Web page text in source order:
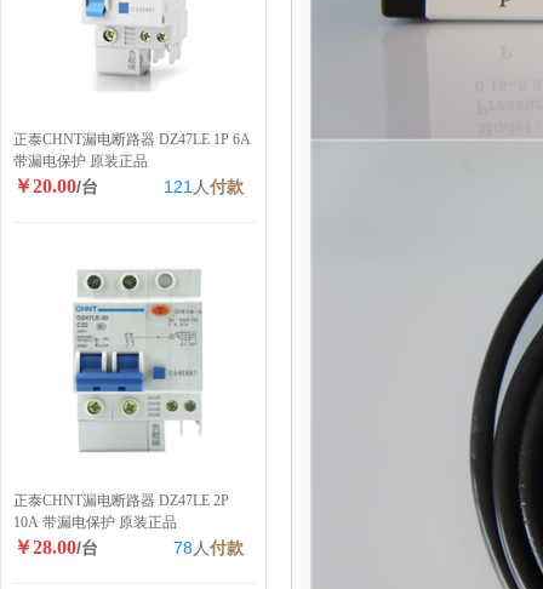
正泰CHNT漏电断路器 DZ47LE 1P 6A
带漏电保护 原装正品
￥20.00/台 121 人付款
正泰CHNT漏电断路器 DZ47LE 2P
10A 带漏电保护 原装正品
￥28.00/台 78 人付款